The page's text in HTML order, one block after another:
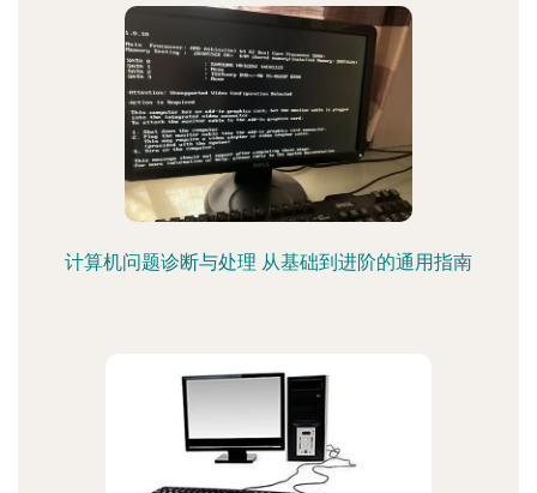
计算机问题诊断与处理 从基础到进阶的通用指南